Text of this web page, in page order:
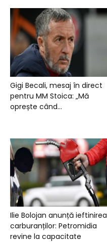
Gigi Becali, mesaj în direct
pentru MM Stoica: „Mă
oprește când...
Ilie Bolojan anunță ieftinirea
carburanților: Petromidia
revine la capacitate